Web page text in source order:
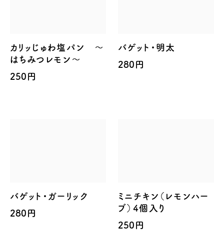
カリッじゅわ塩パン ～
はちみつレモン～
250円
バゲット・明太
280円
バゲット・ガーリック
280円
ミニチキン（レモンハー
ブ）4個入り
250円